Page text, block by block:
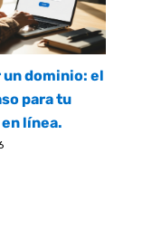
dominio: el
para tu
línea.